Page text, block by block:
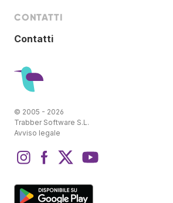
CONTATTI
Contatti
© 2005 - 2026
Trabber Software S.L.
Avviso legale